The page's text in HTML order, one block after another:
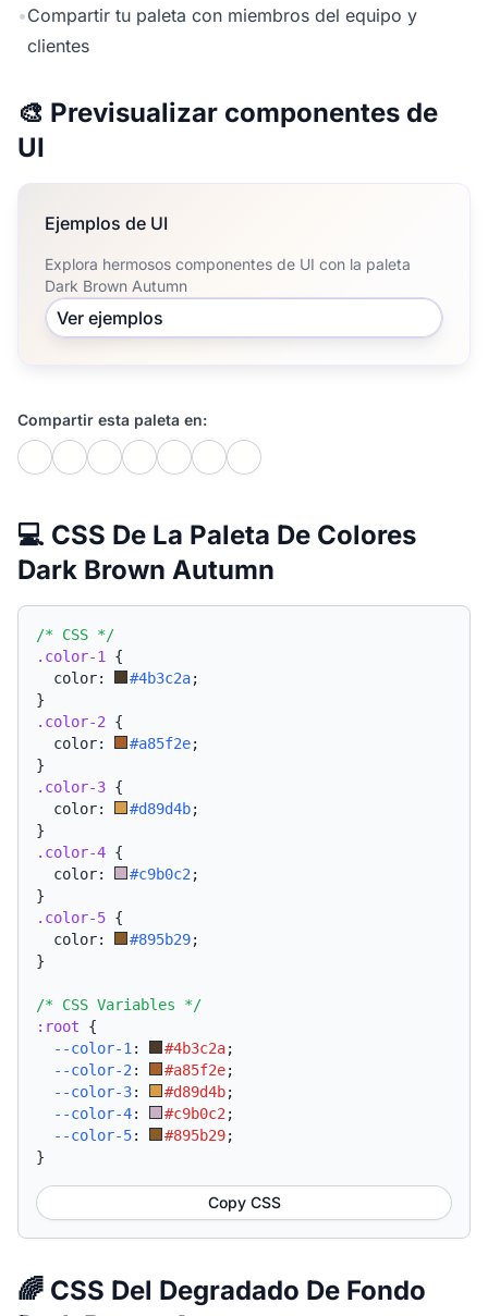
•Compartir tu paleta con miembros del equipo y
clientes
🎨 Previsualizar componentes de
UI
Ejemplos de UI
Explora hermosos componentes de UI con la paleta
Dark Brown Autumn
Ver ejemplos
Compartir esta paleta en:
💻 CSS De La Paleta De Colores
Dark Brown Autumn
/* CSS */
.color-1
{
  color:
#4b3c2a;
}
.color-2 {
  color:
#a85f2e;
}
.color-3 {
  color:
#d89d4b;
}
.color-4 {
  color:
#c9b0c2 ;
}
.color-5 {
  color:
#895b29;
}
/* CSS Variables */
:root {
--color-1 : #4b3c2a;
--color-2 : #a85f2e;
--color-3: #d89d4b;
--color-4: #c9b0c2 ;
--color-5: #895b29;
}
Copy CSS
🌈 CSS Del Degradado De Fondo